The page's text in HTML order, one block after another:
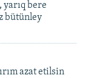
bere
bütünley
azat etilsin